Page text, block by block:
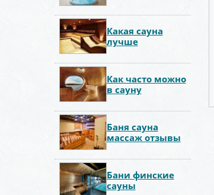
Какая сауна
лучше
Как часто можно
в сауну
Баня сауна
массаж отзывы
Бани финские
сауны